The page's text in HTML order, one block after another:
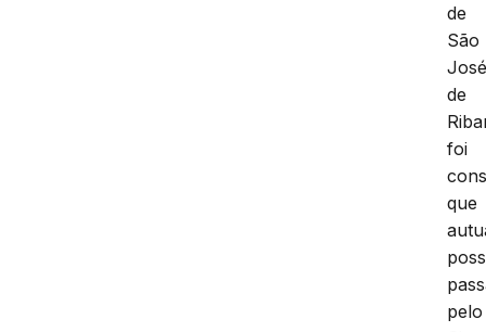
de
São
de
foi
que
pelo